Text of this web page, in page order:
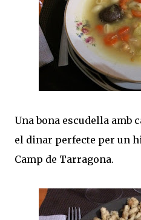
Una bona escudella amb
el dinar perfecte per un
Camp de Tarragona.